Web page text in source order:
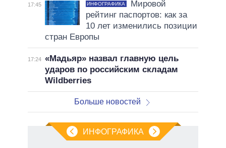
17:45 ИНФОГРАФИКА
Мировой
рейтинг паспортов: как за
10 лет изменились позиции
стран Европы
17:24 «Мадьяр» назвал главную цель
ударов по российским складам
Wildberries
Больше новостей
ИНФОГРАФИКА